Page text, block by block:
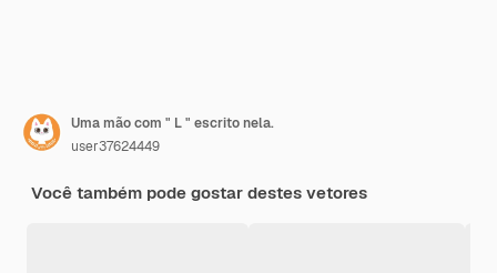
Uma mão com " L " escrito nela.
user37624449
Você também pode gostar destes vetores